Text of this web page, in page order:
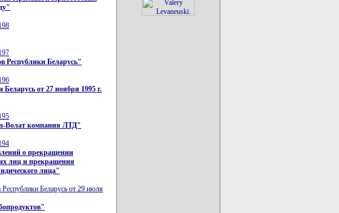
Республики Беларусь"
от 27 ноября 1995 г.
Волат компания ЛТД"
о прекращении
лиц и прекращения
лица"
Беларусь от 29 июля